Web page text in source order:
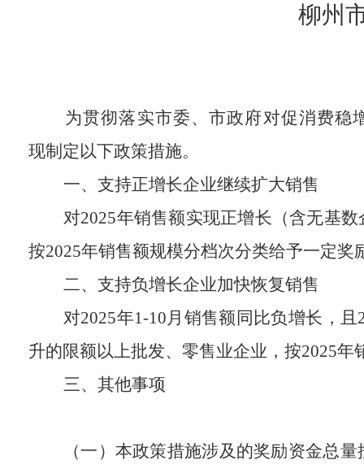
柳州
为贯彻落实市委、市政府对促消费稳
现制定以下政策措施。
一、 支持正增长企业继续扩大销售
对2025年销售额实现正增长 （含无基
按2025年销售额规模分档次分类给予一定奖
二、支持负增长企业加快恢复销售
对2025年1-10月销售额同比负增长，且
升的限额以上批发、零售业企业 ，按2025年
三、 其他事项
（一 ）本政策措施涉及的奖励资金总量